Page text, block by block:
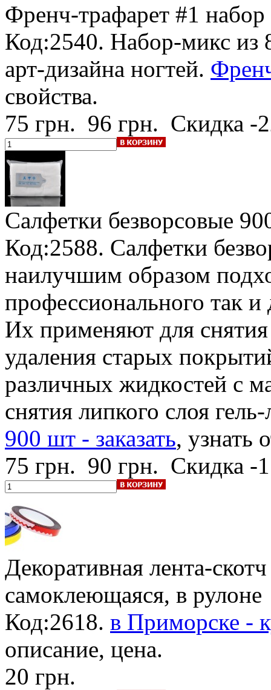
Френч-трафарет #1 набор
Код:2540. Набор-микс из
арт-дизайна ногтей.
свойства.
75 грн. 96 грн. Скидка -
Салфетки безворсовые
Код:2588. Салфетки
наилучшим образом
профессионального так
Их применяют для снятия
удаления старых
различных жидкостей с
снятия липкого слоя
900 шт - заказать, узнать
75 грн. 90 грн. Скидка -
Декоративная лента-
самоклеющаяся, в рулоне
Код:2618. в Приморске -
описание, цена.
20 грн.